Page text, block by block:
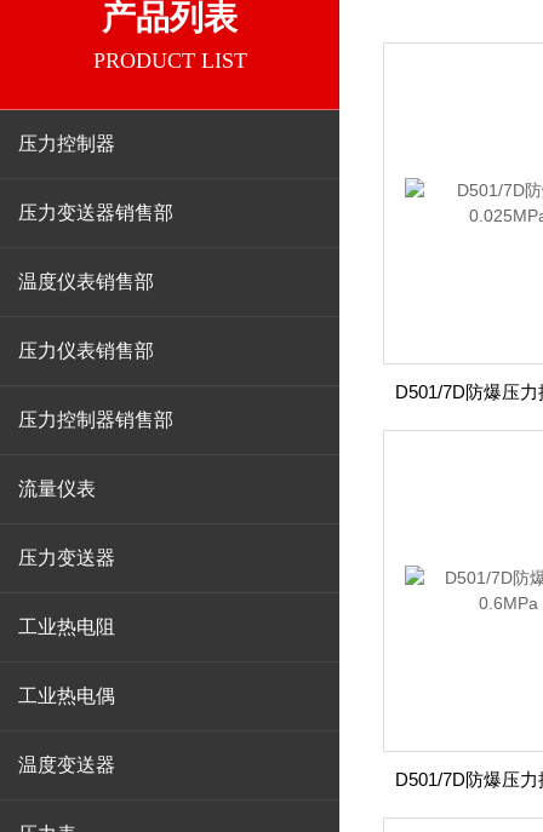
产品列表
PRODUCT LIST
压力控制器
压力变送器销售部
温度仪表销售部
压力仪表销售部
压力控制器销售部
流量仪表
压力变送器
工业热电阻
工业热电偶
温度变送器